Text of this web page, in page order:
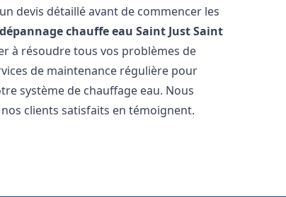
devis détaillé avant de commencer les
chauffe eau Saint Just Saint
à résoudre tous vos problèmes de
de maintenance régulière pour
système de chauffage eau. Nous
clients satisfaits en témoignent.